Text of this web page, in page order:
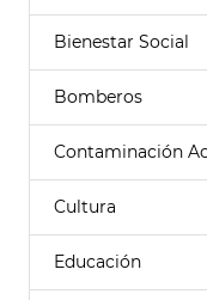
Bienestar Social
Bomberos
Contaminación
Cultura
Educación